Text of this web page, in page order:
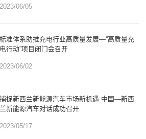
2023/06/05
标准体系助推充电行业高质量发展—“高质量充
电行动”项目闭门会召开
2023/06/02
捕捉新西兰新能源汽车市场新机遇 中国—新西
兰新能源汽车对话成功召开
2023/05/17